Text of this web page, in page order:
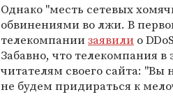
Однако "месть сетевых
обвинениями во лжи. В
телекомпаниизаявили о
Забавно, что телекомпания
читателям своего сайта: "Вы
не будем придираться к